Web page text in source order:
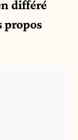
différé
propos